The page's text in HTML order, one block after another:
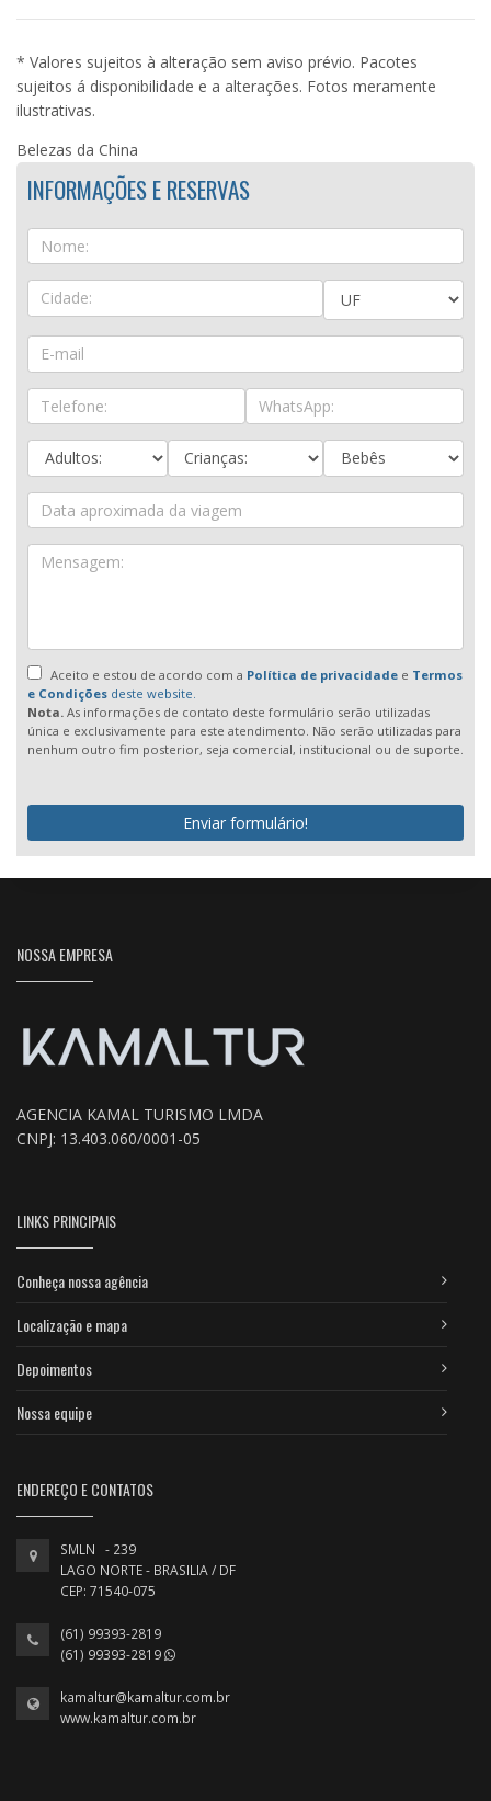
* Valores sujeitos à alteração sem aviso prévio. Pacotes
sujeitos á disponibilidade e a alterações. Fotos meramente
ilustrativas.
Belezas da China
INFORMAÇÕES E RESERVAS
Aceito e estou de acordo com a Política de privacidadee Termos
e Condições deste website.
Nota. As informações de contato deste formulário serão utilizadas
única e exclusivamente para este atendimento. Não serão utilizadas para
nenhum outro fim posterior, seja comercial, institucional ou de suporte.
Enviar formulário!
NOSSA EMPRESA
AGENCIA KAMAL TURISMO LMDA
CNPJ: 13.403.060/0001-05
LINKS PRINCIPAIS
Conheça nossa agência
Localização e mapa
Depoimentos
Nossa equipe
ENDEREÇO E CONTATOS
SMLN - 239
LAGO NORTE - BRASILIA / DF
CEP: 71540-075
(61) 99393-2819
(61) 99393-2819
kamaltur@kamaltur.com.br
www.kamaltur.com.br